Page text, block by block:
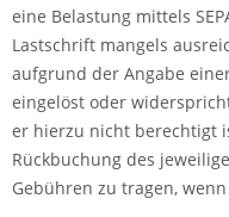
eine Belastung mittels
Lastschrift mangels
aufgrund der Angabe
eingelöst oder
er hierzu nicht berechtigt
Rückbuchung des
Gebühren zu tragen,